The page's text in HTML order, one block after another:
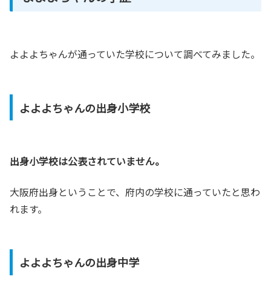
よよよちゃんが通っていた学校について調べてみました。
よよよちゃんの出身小学校
出身小学校は公表されていません。
大阪府出身ということで、府内の学校に通っていたと思わ
れます。
よよよちゃんの出身中学